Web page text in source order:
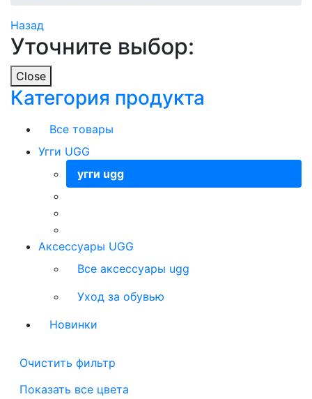
Назад
Уточните выбор:
Close
Категория продукта
Все товары
Угги UGG
угги ugg
Аксессуары UGG
Все аксессуары ugg
Уход за обувью
Новинки
Очистить фильтр
Показать все цвета